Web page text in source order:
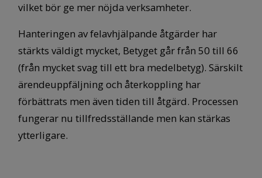
vilket bör ge mer nöjda verksamheter.
Hanteringen av felavhjälpande åtgärder har
stärkts väldigt mycket, Betyget går från 50 till 66
(från mycket svag till ett bra medelbetyg). Särskilt
ärendeuppfäljning och återkoppling har
förbättrats men även tiden till åtgärd. Processen
fungerar nu tillfredsställande men kan stärkas
ytterligare.